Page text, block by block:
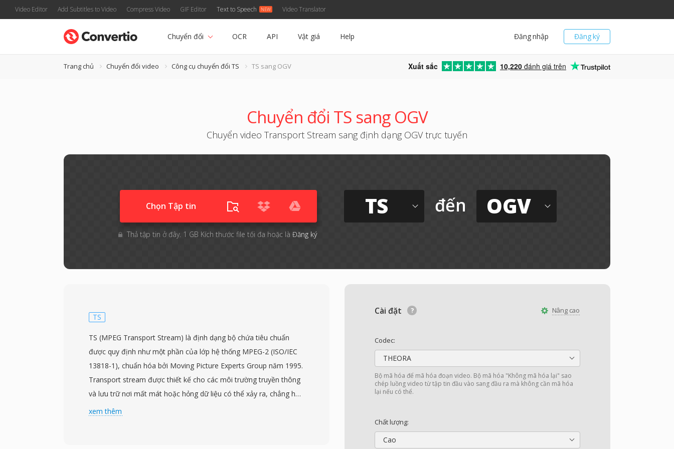
Video Editor Add Subtitles to Video Compress Video GIF Editor Text to Speech Video Translator
Đăng ký
Đăng nhập
Chuyển đổi OCR API Vật giá Help
Trang chủ Chuyển đổi video Công cụ chuyển đổi TS TS sang OGV Xuất sắc 10,220 đánh giá trên
Chuyển đổi TS sang OGV
Chuyển video Transport Stream sang định dạng OGV trực tuyến
Chọn Tập tin
Thả tập tin ở đây. 1 GB Kích thước file tối đa hoặc là Đăng ký
TS đến OGV
Nâng cao
Cài đặt
Codec:
THEORA
Bộ mã hóa để mã hóa đoạn video. Bộ mã hóa "Không mã hóa lại" sao
chép luồng video từ tập tin đầu vào sang đầu ra mà không cần mã hóa
lại nếu có thể.
Chất lượng:
Cao
TS
TS (MPEG Transport Stream) là định dạng bộ chứa tiêu chuẩn
được quy định như một phần của lớp hệ thống MPEG-2 (ISO/IEC
13818-1), chuẩn hóa bởi Moving Picture Experts Group năm 1995.
Transport stream được thiết kế cho các môi trường truyền thông
và lưu trữ nơi mất mát hoặc hỏng dữ liệu có thể xảy ra, chẳng hạn
như truyền hình phát sóng, truyền vệ tinh và truyền phát mạng.
xem thêm